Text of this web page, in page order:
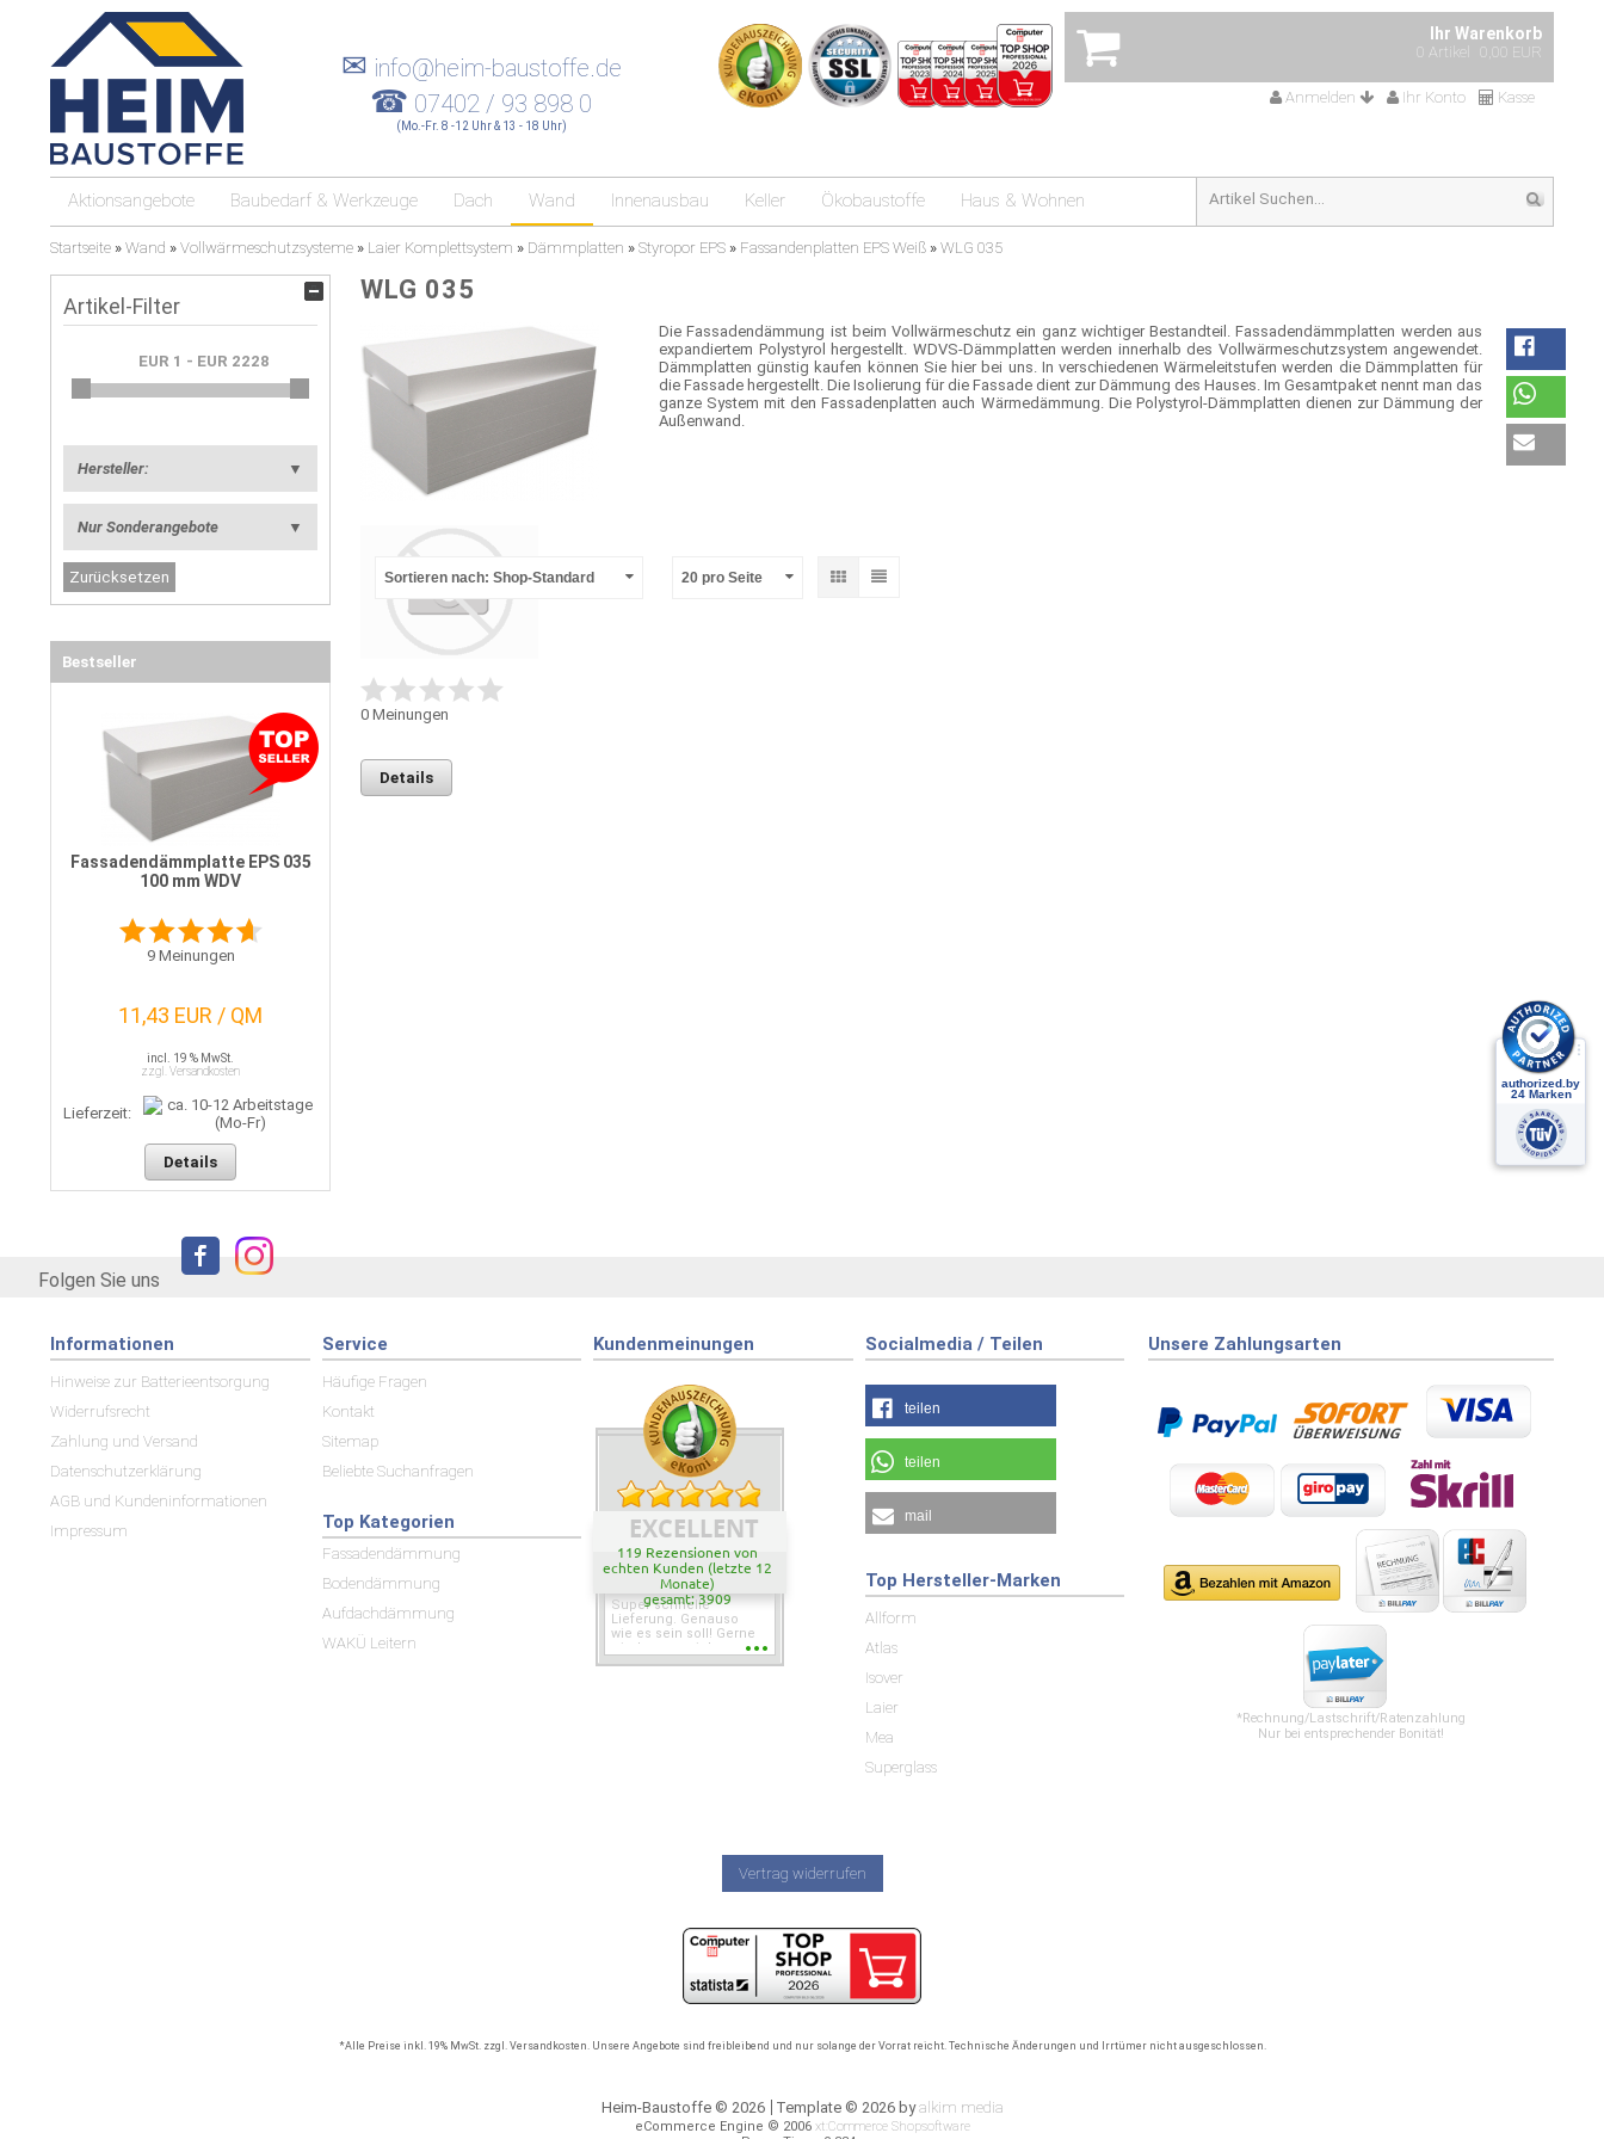
Ihr Warenkorb
0 Artikel 0,00 EUR
Anmelden Ihr Konto Kasse
✉ info@heim-baustoffe.de
☎ 07402 / 93 898 0
(Mo.-Fr. 8 -12 Uhr & 13 - 18 Uhr)
Aktionsangebote Baubedarf & Werkzeuge Dach Wand Innenausbau Keller Ökobaustoffe Haus & Wohnen
Startseite » Wand » Vollwärmeschutzsysteme » Laier Komplettsystem » Dämmplatten » Styropor EPS » Fassandenplatten EPS Weiß » WLG 035
WLG 035
Die Fassadendämmung ist beim Vollwärmeschutz ein ganz wichtiger Bestandteil. Fassadendämmplatten werden aus
expandiertem Polystyrol hergestellt. WDVS-Dämmplatten werden innerhalb des Vollwärmeschutzsystem angewendet.
Dämmplatten günstig kaufen können Sie hier bei uns. In verschiedenen Wärmeleitstufen werden die Dämmplatten für
die Fassade hergestellt. Die Isolierung für die Fassade dient zur Dämmung des Hauses. Im Gesamtpaket nennt man das
ganze System mit den Fassadenplatten auch Wärmedämmung. Die Polystyrol-Dämmplatten dienen zur Dämmung der
Außenwand.
Sortieren nach: Shop-Standard 20 pro Seite
0 Meinungen
Details
Artikel-Filter
Hersteller: ▼
Nur Sonderangebote ▼
Bestseller
Fassadendämmplatte EPS 035
100 mm WDV
9Meinungen
11,43 EUR / QM
incl. 19 % MwSt.
zzgl. Versandkosten
Lieferzeit:
Details
Folgen Sie uns
Informationen
Hinweise zur Batterieentsorgung
Widerrufsrecht
Zahlung und Versand
Datenschutzerklärung
AGB und Kundeninformationen
Impressum
Service
Häufige Fragen
Kontakt
Sitemap
Beliebte Suchanfragen
Top Kategorien
Fassadendämmung
Bodendämmung
Aufdachdämmung
WAKÜ Leitern
Kundenmeinungen
EXCELLENT
119 Rezensionen von
echten Kunden (letzte 12
Monate)
gesamt: 3909
Super schnelle
Lieferung. Genauso
wie es sein soll! Gerne
wieder wenn ich was
Socialmedia / Teilen
teilen
teilen
mail
Unsere Zahlungsarten
*Rechnung/Lastschrift/Ratenzahlung
Nur bei entsprechender Bonität!
Top Hersteller-Marken
Allform
Atlas
Isover
Laier
Mea
Superglass
Vertrag widerrufen
*Alle Preise inkl. 19% MwSt. zzgl. Versandkosten. Unsere Angebote sind freibleibend und nur solange der Vorrat reicht. Technische Änderungen und Irrtümer nicht ausgeschlossen.
Heim-Baustoffe © 2026 Template © 2026 byalkim media
eCommerce Engine © 2006 xt:Commerce Shopsoftware